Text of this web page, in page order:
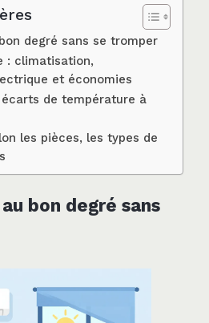
degré sans se tromper
: climatisation,
et économies
de température à
les pièces, les types de
bon degré sans